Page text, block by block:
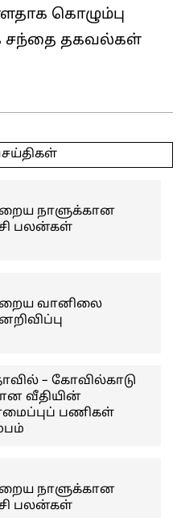
கொழும்பு
சந்தை தகவல்கள்
நாளுக்கான
பலன்கள்
வானிலை
– கோவில்காடு
வீதியின்
பணிகள்
நாளுக்கான
பலன்கள்